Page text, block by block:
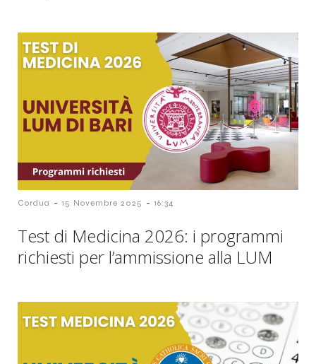
Cordua - 15 Novembre 2025 - 16:34
Test di Medicina 2026: i programmi
richiesti per l’ammissione alla LUM